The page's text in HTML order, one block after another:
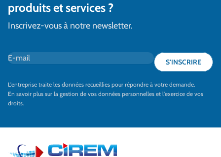
produits et services ?
Inscrivez-vous à notre newsletter.
E-mail*
S'INSCRIRE
L'entreprise traite les données recueillies pour répondre à votre demande.
En savoir plus sur la gestion de vos données personnelles et l'exercice de vos
droits.